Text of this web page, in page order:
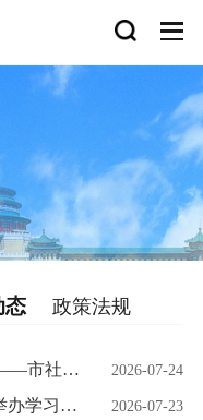
态 政策法规
分享交流活动 2026-07-24
享活动 2026-07-23